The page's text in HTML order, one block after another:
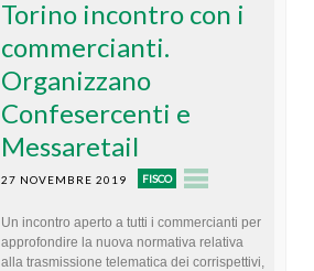
Torino incontro con i
commercianti.
Organizzano
Confesercenti e
Messaretail
27 NOVEMBRE 2019 FISCO
Un incontro aperto a tutti i commercianti per
approfondire la nuova normativa relativa
alla trasmissione telematica dei corrispettivi,